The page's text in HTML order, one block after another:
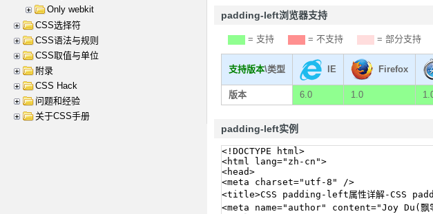
padding-left浏览器支持
= 支持 = 不支持 = 部分支持
支持版本\类型 IE Firefox
版本 6.0 1.0
padding-left实例
Only webkit
CSS选择符
CSS语法与规则
CSS取值与单位
附录
CSS Hack
问题和经验
关于CSS手册